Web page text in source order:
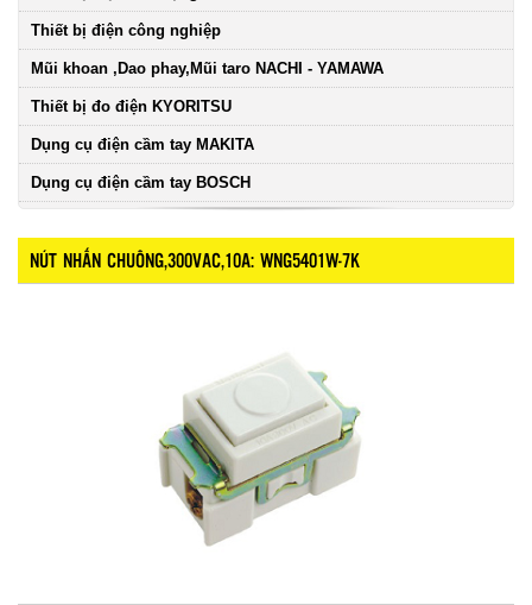
Thiết bị điện công nghiệp
Mũi khoan ,Dao phay,Mũi taro NACHI - YAMAWA
Thiết bị đo điện KYORITSU
Dụng cụ điện cầm tay MAKITA
Dụng cụ điện cầm tay BOSCH
NÚT NHẤN CHUÔNG,300VAC,10A: WNG5401W-7K